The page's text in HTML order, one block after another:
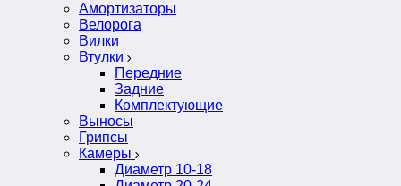
Амортизаторы
Велорога
Вилки
Втулки
Передние
Задние
Комплектующие
Выносы
Грипсы
Камеры
Диаметр 10-18